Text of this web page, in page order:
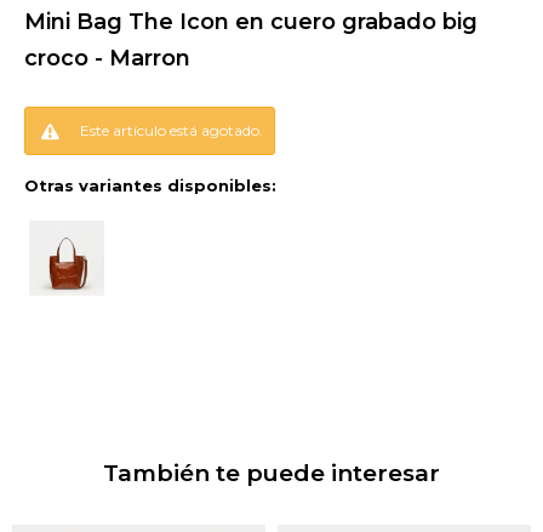
Mini Bag The Icon en cuero grabado big
croco - Marron
Este artículo está agotado.
Otras variantes disponibles:
También te puede interesar